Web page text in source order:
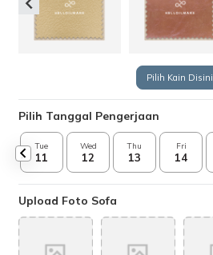
Pilih Kain Disini
Pilih Tanggal Pengerjaan
Tue
11
Wed
12
Thu
13
Fri
14
Upload Foto Sofa